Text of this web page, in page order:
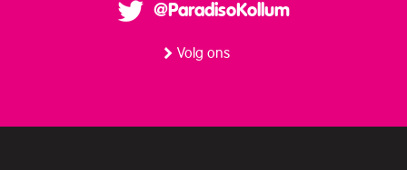
@ParadisoKollum
Volg ons